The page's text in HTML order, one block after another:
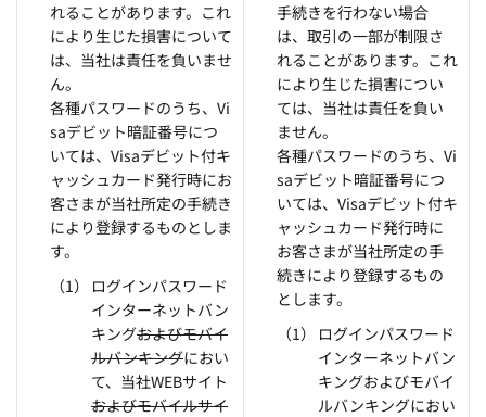
れることがあります。これ
により生じた損害について
は、当社は責任を負いませ
ん。
各種パスワードのうち、Vi
saデビット暗証番号につ
いては、Visaデビット付キ
ャッシュカード発行時にお
客さまが当社所定の手続き
により登録するものとしま
す。
ログインパスワード
インターネットバン
キングおよびモバイ
ルバンキングにおい
て、当社WEBサイト
およびモバイルサイ
手続きを行わない場合
は、取引の一部が制限さ
れることがあります。これ
により生じた損害につい
ては、当社は責任を負い
ません。
各種パスワードのうち、Vi
saデビット暗証番号につ
いては、Visaデビット付キ
ャッシュカード発行時に
お客さまが当社所定の手
続きにより登録するもの
とします。
ログインパスワード
インターネットバン
キングおよびモバイ
ルバンキングにおい